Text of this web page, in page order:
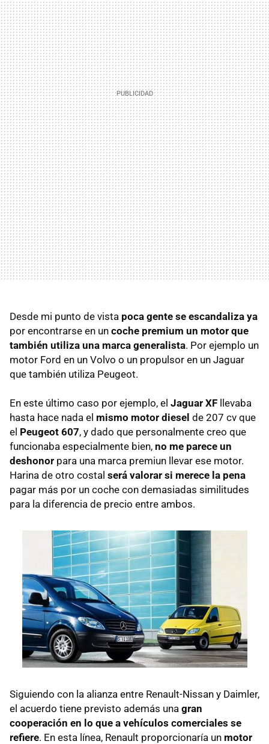
Desde mi punto de vista poca gente se escandaliza ya
por encontrarse en un coche premium un motor que
también utiliza una marca generalista. Por ejemplo un
motor Ford en un Volvo o un propulsor en un Jaguar
que también utiliza Peugeot.
En este último caso por ejemplo, el Jaguar XF llevaba
hasta hace nada el mismo motor diesel de 207 cv que
el Peugeot 607, y dado que personalmente creo que
funcionaba especialmente bien, no me parece un
deshonor para una marca premiun llevar ese motor.
Harina de otro costal será valorar si merece la pena
pagar más por un coche con demasiadas similitudes
para la diferencia de precio entre ambos.
Siguiendo con la alianza entre Renault-Nissan y Daimler,
el acuerdo tiene previsto además una gran
cooperación en lo que a vehículos comerciales se
refiere. En esta línea, Renault proporcionaría un motor